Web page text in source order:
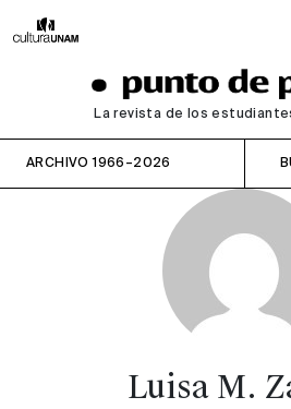
La revista de los
ARCHIVO 1966–2026
Luisa M.